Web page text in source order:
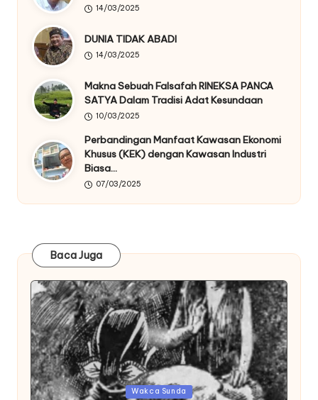
14/03/2025
DUNIA TIDAK ABADI
14/03/2025
Makna Sebuah Falsafah RINEKSA PANCA
SATYA Dalam Tradisi Adat Kesundaan
10/03/2025
Perbandingan Manfaat Kawasan Ekonomi
Khusus (KEK) dengan Kawasan Industri
Biasa…
07/03/2025
Baca Juga
Posted
Wakca Sunda